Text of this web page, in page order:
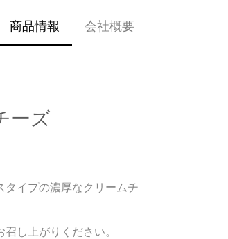
商品情報 会社概要
ーズ
タイプの濃厚なクリームチ
し上がりください。